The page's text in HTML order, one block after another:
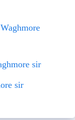
sir
sir